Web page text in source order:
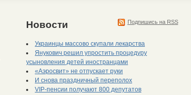
Подпишись на RSS
Новости
Украинцы массово скупали лекарства
Янукович решил упростить процедуру
усыновления детей иностранцами
«Аэросвит» не отпускает руки
И снова праздничный переполох
VIP-пенсии получают 800 депутатов